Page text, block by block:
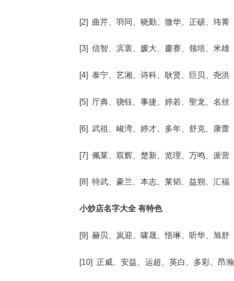
[2] 曲芹、羽同、晓勤、微华、正硕、玮菁
[3] 信智、滨衷、媛大、慶赛、领培、米雄
[4] 泰宁、艺湘、诗科、耿贤、巨贝、尧洪
[5] 厅典、骁钰、事捷、婷若、聖龙、名丝
[6] 武祖、峻湾、婷才、多年、舒克、康蕾
[7] 佩莱、双辉、楚新、览理、万鸣、派营
[8] 特武、豪兰、本志、莱韬、益朔、汇福
小炒店名字大全 有特色
[9] 赫贝、岚迎、啸晟、悟琳、听华、旭舒
[10] 正威、安益、运超、英白、多彩、昂瀚